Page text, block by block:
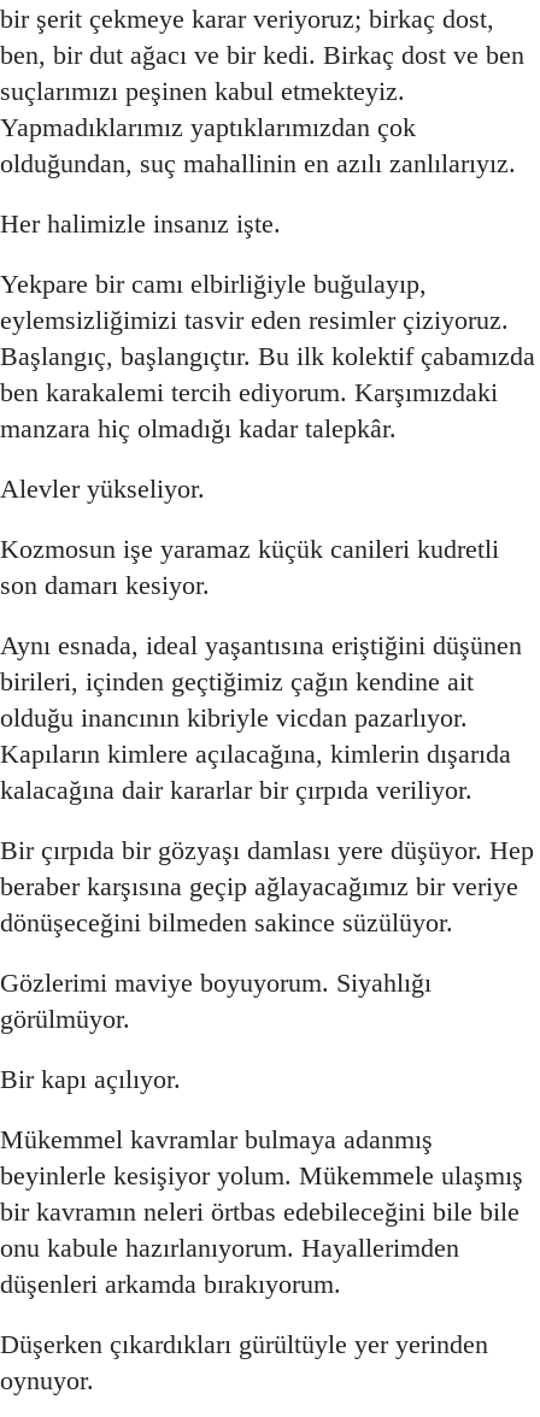
bir şerit çekmeye karar veriyoruz; birkaç dost,
ben, bir dut ağacı ve bir kedi. Birkaç dost ve ben
suçlarımızı peşinen kabul etmekteyiz.
Yapmadıklarımız yaptıklarımızdan çok
olduğundan, suç mahallinin en azılı zanlılarıyız.
Her halimizle insanız işte.
Yekpare bir camı elbirliğiyle buğulayıp,
eylemsizliğimizi tasvir eden resimler çiziyoruz.
Başlangıç, başlangıçtır. Bu ilk kolektif çabamızda
ben karakalemi tercih ediyorum. Karşımızdaki
manzara hiç olmadığı kadar talepkâr.
Alevler yükseliyor.
Kozmosun işe yaramaz küçük canileri kudretli
son damarı kesiyor.
Aynı esnada, ideal yaşantısına eriştiğini düşünen
birileri, içinden geçtiğimiz çağın kendine ait
olduğu inancının kibriyle vicdan pazarlıyor.
Kapıların kimlere açılacağına, kimlerin dışarıda
kalacağına dair kararlar bir çırpıda veriliyor.
Bir çırpıda bir gözyaşı damlası yere düşüyor. Hep
beraber karşısına geçip ağlayacağımız bir veriye
dönüşeceğini bilmeden sakince süzülüyor.
Gözlerimi maviye boyuyorum. Siyahlığı
görülmüyor.
Bir kapı açılıyor.
Mükemmel kavramlar bulmaya adanmış
beyinlerle kesişiyor yolum. Mükemmele ulaşmış
bir kavramın neleri örtbas edebileceğini bile bile
onu kabule hazırlanıyorum. Hayallerimden
düşenleri arkamda bırakıyorum.
Düşerken çıkardıkları gürültüyle yer yerinden
oynuyor.